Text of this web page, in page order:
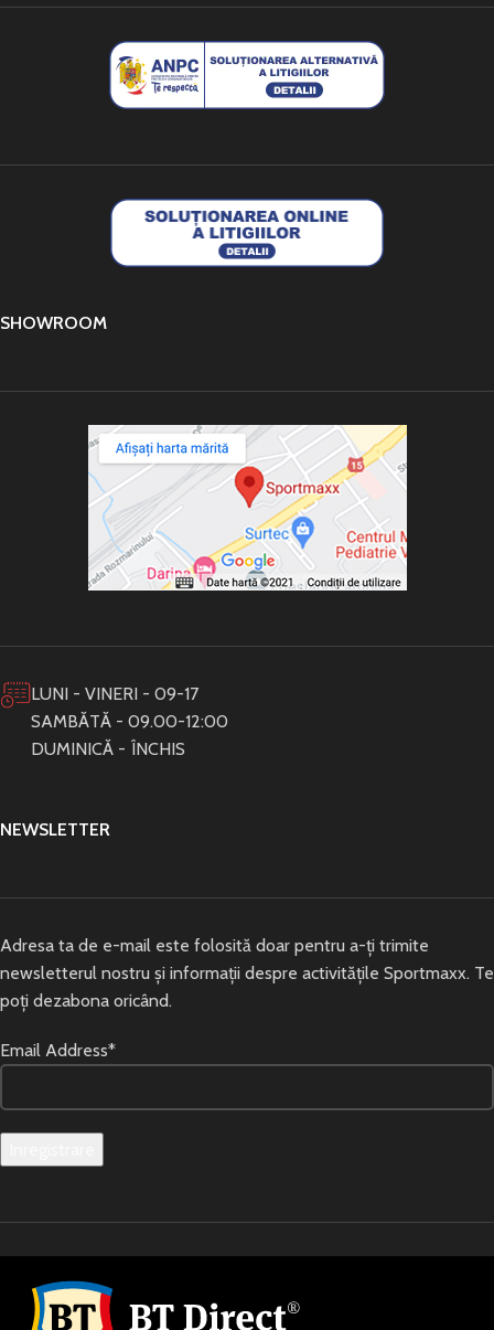
SHOWROOM
LUNI - VINERI - 09-17
SAMBĂTĂ - 09.00-12:00
DUMINICĂ - ÎNCHIS
NEWSLETTER
Adresa ta de e-mail este folosită doar pentru a-ți trimite
newsletterul nostru și informații despre activitățile Sportmaxx. Te
poți dezabona oricând.
Email Address*